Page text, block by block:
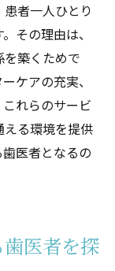
者一人ひとり
その理由は、
築くためで
ケアの充実、
れらのサービ
る環境を提供
医者となるの
医者を探